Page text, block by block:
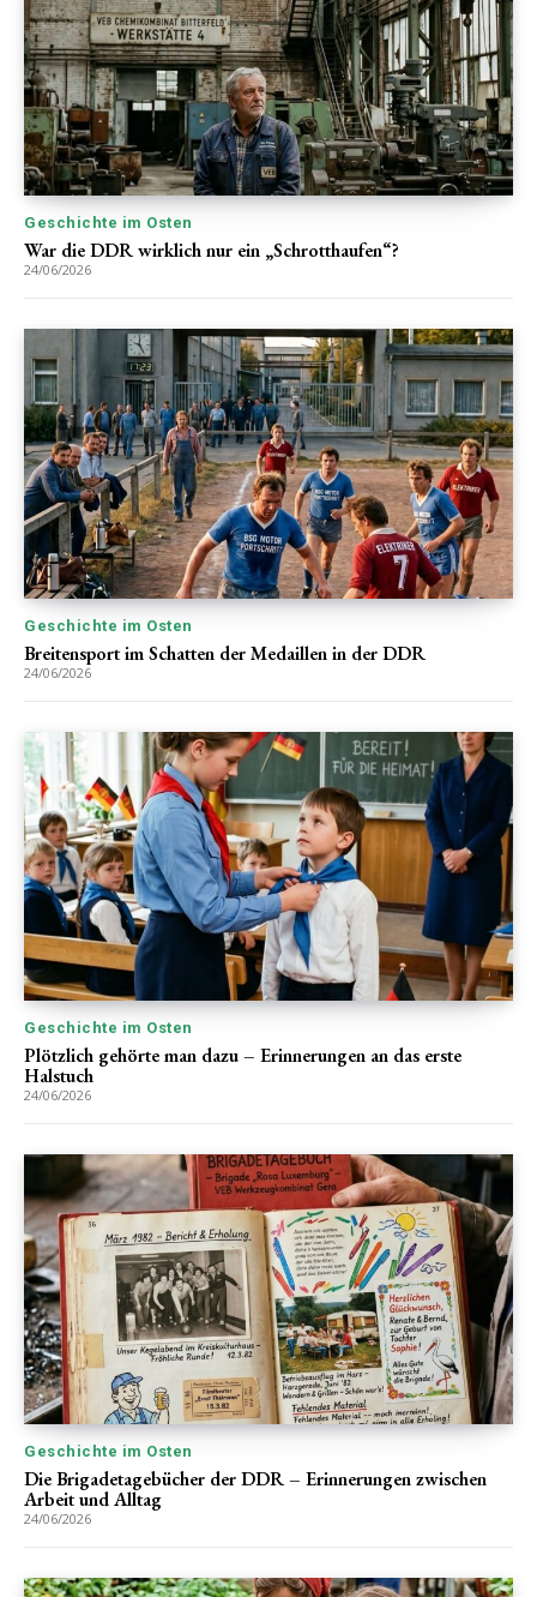
Geschichte im Osten
War die DDR wirklich nur ein „Schrotthaufen“?
24/06/2026
Geschichte im Osten
Breitensport im Schatten der Medaillen in der DDR
24/06/2026
Geschichte im Osten
Plötzlich gehörte man dazu – Erinnerungen an das erste
Halstuch
24/06/2026
Geschichte im Osten
Die Brigadetagebücher der DDR – Erinnerungen zwischen
Arbeit und Alltag
24/06/2026